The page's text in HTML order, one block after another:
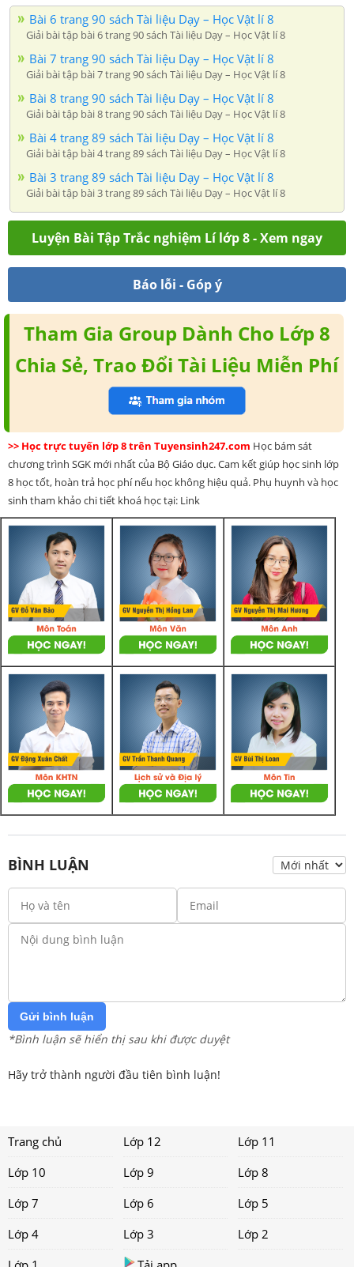
Bài 6 trang 90 sách Tài liệu Dạy – Học Vật lí 8
Giải bài tập bài 6 trang 90 sách Tài liệu Dạy – Học Vật lí 8
Bài 7 trang 90 sách Tài liệu Dạy – Học Vật lí 8
Giải bài tập bài 7 trang 90 sách Tài liệu Dạy – Học Vật lí 8
Bài 8 trang 90 sách Tài liệu Dạy – Học Vật lí 8
Giải bài tập bài 8 trang 90 sách Tài liệu Dạy – Học Vật lí 8
Bài 4 trang 89 sách Tài liệu Dạy – Học Vật lí 8
Giải bài tập bài 4 trang 89 sách Tài liệu Dạy – Học Vật lí 8
Bài 3 trang 89 sách Tài liệu Dạy – Học Vật lí 8
Giải bài tập bài 3 trang 89 sách Tài liệu Dạy – Học Vật lí 8
Luyện Bài Tập Trắc nghiệm Lí lớp 8 - Xem ngay
Báo lỗi - Góp ý
Tham Gia Group Dành Cho Lớp 8
Chia Sẻ, Trao Đổi Tài Liệu Miễn Phí
>> Học trực tuyến lớp 8 trên Tuyensinh247.com Học bám sát
chương trình SGK mới nhất của Bộ Giáo dục. Cam kết giúp học sinh lớp
8 học tốt, hoàn trả học phí nếu học không hiệu quả. Phụ huynh và học
sinh tham khảo chi tiết khoá học tại: Link
BÌNH LUẬN
Gửi bình luận
*Bình luận sẽ hiển thị sau khi được duyệt
Hãy trở thành người đầu tiên bình luận!
Trang chủ Lớp 12
Lớp 11
Lớp 10
Lớp 9
Lớp 8
Lớp 7
Lớp 6
Lớp 5
Lớp 4
Lớp 3
Lớp 2